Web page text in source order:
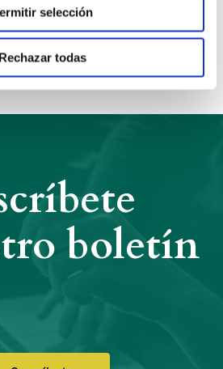
selección
Rechazar todas
boletín